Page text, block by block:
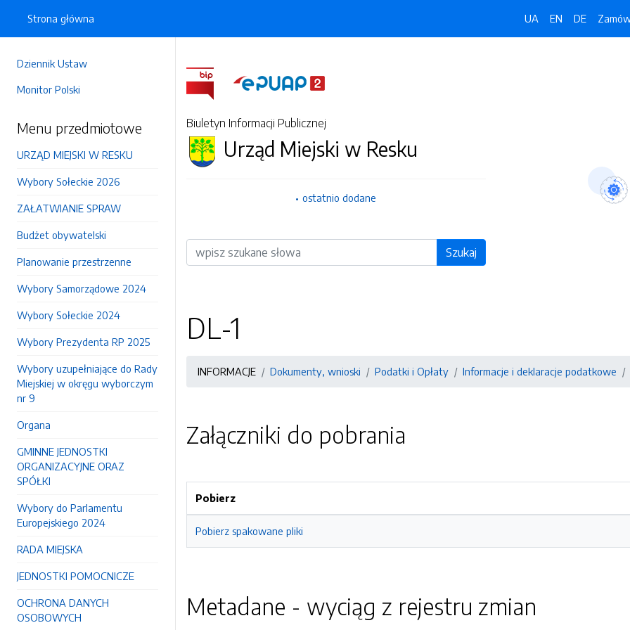
Dziennik Ustaw
Monitor Polski
Menu przedmiotowe
URZĄD MIEJSKI W RESKU
Wybory Sołeckie 2026
ZAŁATWIANIE SPRAW
Budżet obywatelski
Planowanie przestrzenne
Wybory Samorządowe 2024
Wybory Sołeckie 2024
Wybory Prezydenta RP 2025
Wybory uzupełniające do Rady
Miejskiej w okręgu wyborczym
nr 9
Organa
GMINNE JEDNOSTKI
ORGANIZACYJNE ORAZ
SPÓŁKI
Wybory do Parlamentu
Europejskiego 2024
RADA MIEJSKA
JEDNOSTKI POMOCNICZE
OCHRONA DANYCH
OSOBOWYCH
Strona główna UA EN DE
Biuletyn Informacji Publicznej
Urząd Miejski w Resku
ostatnio dodane
Wyszukiwarka Szukaj
DL-1
INFORMACJE Dokumenty, wnioski Podatki i Opłaty Informacje i deklaracje podatkowe
Załączniki do pobrania
Pobierz
Pobierz spakowane pliki
Metadane - wyciąg z rejestru zmian